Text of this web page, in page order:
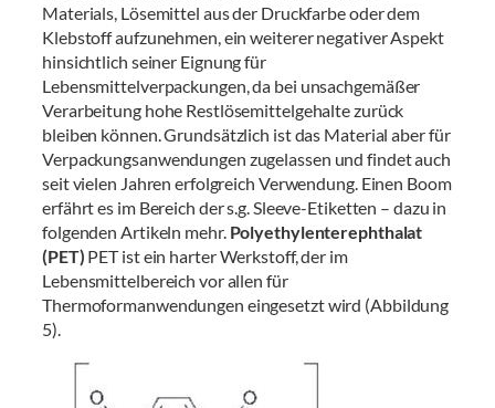
Materials, Lösemittel aus der Druckfarbe oder dem
Klebstoff aufzunehmen, ein weiterer negativer Aspekt
hinsichtlich seiner Eignung für
Lebensmittelverpackungen, da bei unsachgemäßer
Verarbeitung hohe Restlösemittelgehalte zurück
bleiben können. Grundsätzlich ist das Material aber für
Verpackungsanwendungen zugelassen und findet auch
seit vielen Jahren erfolgreich Verwendung. Einen Boom
erfährt es im Bereich der s.g. Sleeve-Etiketten – dazu in
folgenden Artikeln mehr. Polyethylenterephthalat
(PET) PET ist ein harter Werkstoff, der im
Lebensmittelbereich vor allen für
Thermoformanwendungen eingesetzt wird (Abbildung
5).